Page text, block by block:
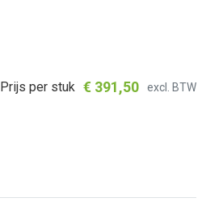
Prijs per stuk € 391,50 excl. BTW